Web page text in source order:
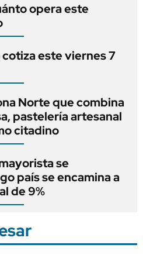
opera este
este viernes 7
Norte que combina
pastelería artesanal
citadino
se
país se encamina a
de 9%